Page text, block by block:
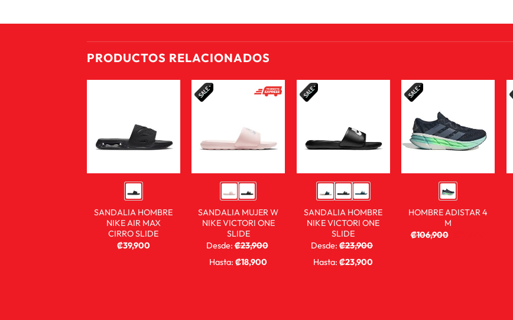
PRODUCTOS RELACIONADOS
SANDALIA HOMBRE
NIKE AIR MAX
CIRRO SLIDE
₡39,900
SANDALIA MUJER W
NIKE VICTORI ONE
SLIDE
Desde:₡23,900
Hasta:₡18,900
SANDALIA HOMBRE
NIKE VICTORI ONE
SLIDE
Desde:₡23,900
Hasta:₡23,900
HOMBRE ADISTAR 4
M
₡106,900